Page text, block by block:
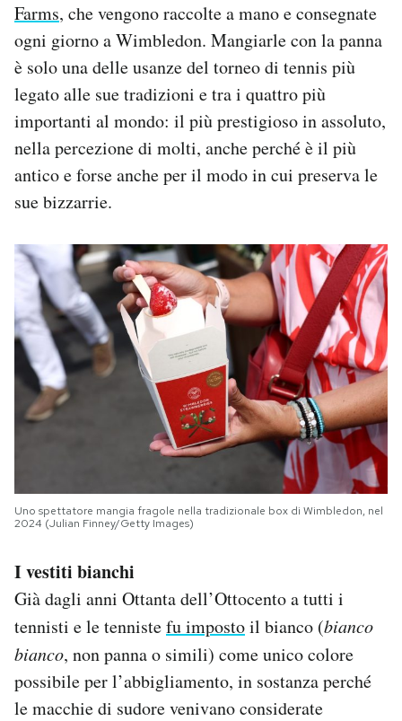
Farms, che vengono raccolte a mano e consegnate
ogni giorno a Wimbledon. Mangiarle con la panna
è solo una delle usanze del torneo di tennis più
legato alle sue tradizioni e tra i quattro più
importanti al mondo: il più prestigioso in assoluto,
nella percezione di molti, anche perché è il più
antico e forse anche per il modo in cui preserva le
sue bizzarrie.
Uno spettatore mangia fragole nella tradizionale box di Wimbledon, nel
2024 (Julian Finney/Getty Images)
I vestiti bianchi
Già dagli anni Ottanta dell’Ottocento a tutti i
tennisti e le tennistefu impostoil bianco (bianco
bianco, non panna o simili) come unico colore
possibile per l’abbigliamento, in sostanza perché
le macchie di sudore venivano considerate